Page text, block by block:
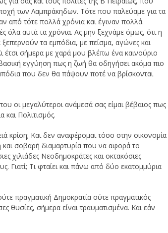
των Λαμπράκηδων. Τότε που παλεύαμε για τα
από τότε πολλά χρόνια και έγιναν πολλά.
όλα αυτά τα χρόνια. Ας μην ξεχνάμε όμως, ότι η
ξεπερνούν τα εμπόδια, με πείσμα, αγώνες και
έτσι σήμερα με χαρά μου βλέπω ένα καινούριο
εγγύηση πως η ζωή θα οδηγήσει ακόμα πιο
που δεν θα πάψουν ποτέ να βρίσκονται
οι μεγαλύτεροι ανάμεσά σας είμαι βέβαιος πως
και Πολιτισμός.
κρίση; Και δεν αναφέρομαι τόσο στην οικονομία
και σοβαρή διαμαρτυρία που να αφορά το
χιλιάδες Νεοδημοκράτες και οκτακόσιες
Τι φταίει και πάνω από δύο εκατομμύρια
πραγματική Δημοκρατία ούτε πραγματικός
θυσίες, σήμερα είναι τραυματισμένα. Και εάν